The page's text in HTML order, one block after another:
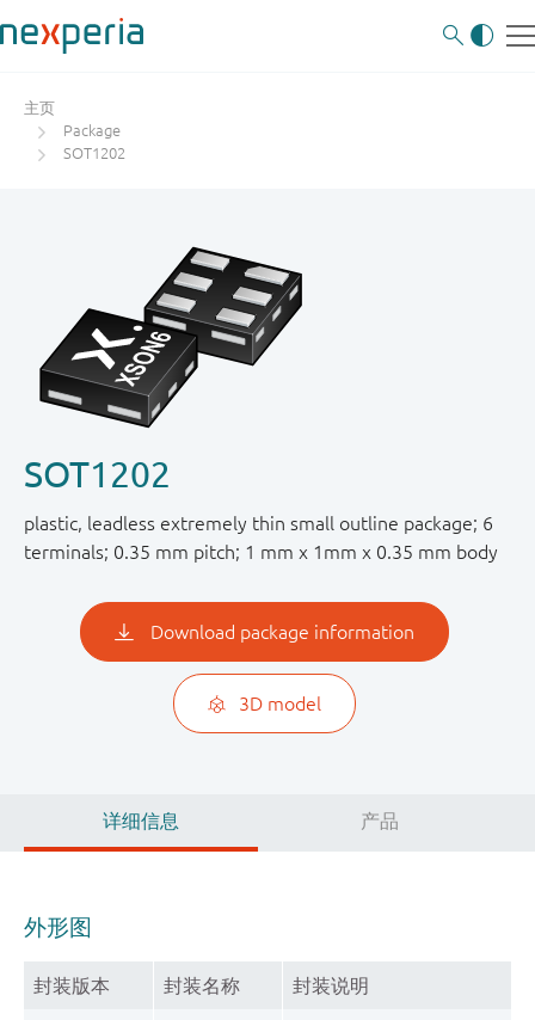
主页
Package
SOT1202
SOT1202
plastic, leadless extremely thin small outline package; 6
terminals; 0.35 mm pitch; 1 mm x 1mm x 0.35 mm body
Download package information
3D model
详细信息 产品
外形图
封装版本 封装名称 封装说明